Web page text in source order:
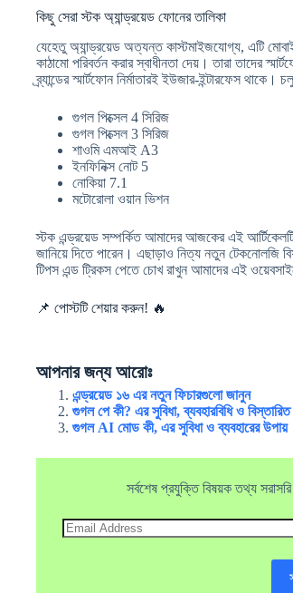
কিছু সেরা স্টক অ্যান্ড্রয়েড ফোনের তালিকা
যেহেতু অ্যান্ড্রয়েড অত্যন্ত কাস্টমাইজযোগ্য, এটি
কাঠামো পরিবর্তন করার স্বাধীনতা দেয়। তারা তাদের
ব্র্যান্ডের স্মার্টফোন নির্মাতারই ইউজার-ইন্টারফেস
গুগল পিক্সেল 4 সিরিজ
গুগল পিক্সেল 3 সিরিজ
শাওমি এমআই A3
ইনফিনিক্স নোট 5
নোকিয়া 7.1
মটোরোলা ওয়ান ভিশন
স্টক এন্ড্রয়েড সম্পর্কিত আমাদের আজকের এই
জানিয়ে দিতে পারেন। এছাড়াও নিত্য নতুন টেকনোলজি
টিপস এন্ড ট্রিকস পেতে চোখ রাখুন আমাদের এই
📌 পোস্টটি শেয়ার করুন! 🔥
আপনার জন্য আরোঃ
এন্ড্রয়েড ১৬ এর নতুন ফিচারগুলো জানুন
গুগল পে কী? এর সুবিধা, ব্যবহারবিধি ও
গুগল AI মোড কী, এর সুবিধা ও ব্যবহারের উপায়
সর্বশেষ প্রযুক্তি বিষয়ক তথ্য
Email
Address